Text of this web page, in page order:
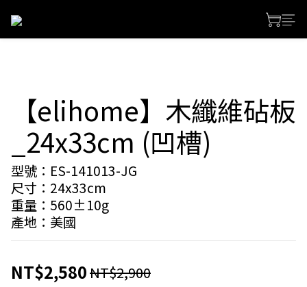
【elihome】木纖維砧板
_24x33cm (凹槽)
型號：ES-141013-JG
尺寸：24x33cm
重量：560±10g
產地：美國
NT$2,580NT$2,900